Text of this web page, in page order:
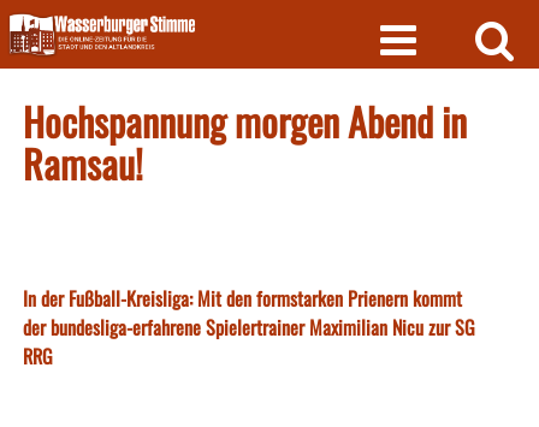
Skip
to
content
Hochspannung morgen Abend in
Ramsau!
In der Fußball-Kreisliga: Mit den formstarken Prienern kommt
der bundesliga-erfahrene Spielertrainer Maximilian Nicu zur SG
RRG